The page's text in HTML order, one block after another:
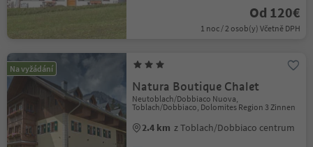
Od 120€
1 noc / 2 osob(y) Včetně DPH
Na vyžádání
Natura Boutique Chalet
Neutoblach/Dobbiaco Nuova,
Toblach/Dobbiaco, Dolomites Region 3 Zinnen
2.4 km z Toblach/Dobbiaco centrum